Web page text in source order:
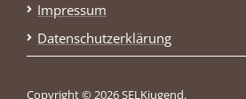
Impressum
Datenschutzerklärung
Copyright © 2026 SELKjugend.